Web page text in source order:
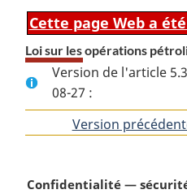
Cette page Web a
Loi sur les opérations
Version de l'article
08-27 :
Version
N
Confidentialité —